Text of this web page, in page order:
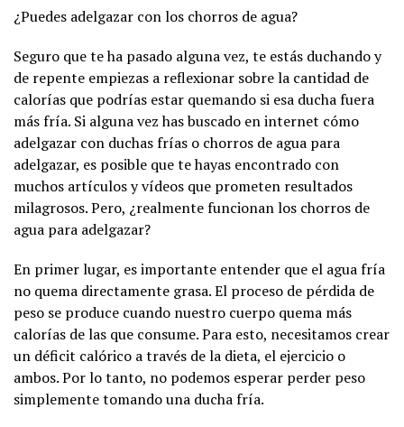
¿Puedes adelgazar con los chorros de agua?
Seguro que te ha pasado alguna vez, te estás duchando y
de repente empiezas a reflexionar sobre la cantidad de
calorías que podrías estar quemando si esa ducha fuera
más fría. Si alguna vez has buscado en internet cómo
adelgazar con duchas frías o chorros de agua para
adelgazar, es posible que te hayas encontrado con
muchos artículos y vídeos que prometen resultados
milagrosos. Pero, ¿realmente funcionan los chorros de
agua para adelgazar?
En primer lugar, es importante entender que el agua fría
no quema directamente grasa. El proceso de pérdida de
peso se produce cuando nuestro cuerpo quema más
calorías de las que consume. Para esto, necesitamos crear
un déficit calórico a través de la dieta, el ejercicio o
ambos. Por lo tanto, no podemos esperar perder peso
simplemente tomando una ducha fría.